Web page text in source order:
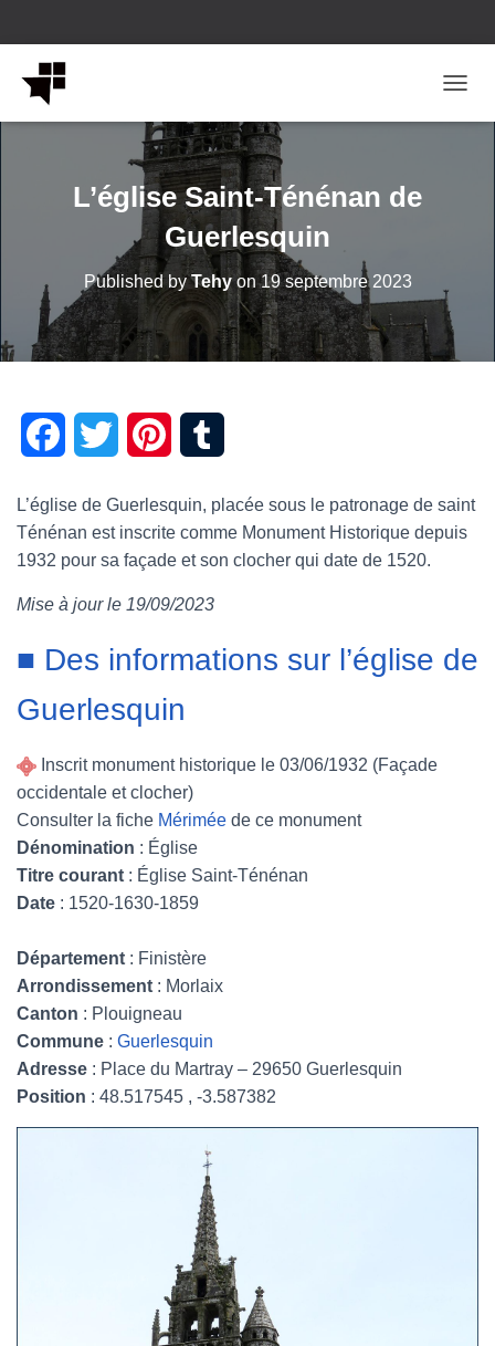
L’église Saint-Ténénan de
Guerlesquin
Published byTehyon19 septembre 2023
e
b
o
o
i
t
t
e
r
t
e
r
e
t
b
r
L’église de Guerlesquin, placée sous le patronage de saint
Ténénan est inscrite comme Monument Historique depuis
1932 pour sa façade et son clocher qui date de 1520.
Mise à jour le 19/09/2023
■ Des informations sur l’église de
Guerlesquin
Inscrit monument historique le 03/06/1932 (Façade
occidentale et clocher)
Consulter la fiche Mérimée de ce monument
Dénomination : Église
Titre courant : Église Saint-Ténénan
Date : 1520-1630-1859
Département : Finistère
Arrondissement : Morlaix
Canton : Plouigneau
Commune : Guerlesquin
Adresse : Place du Martray – 29650 Guerlesquin
Position : 48.517545 , -3.587382